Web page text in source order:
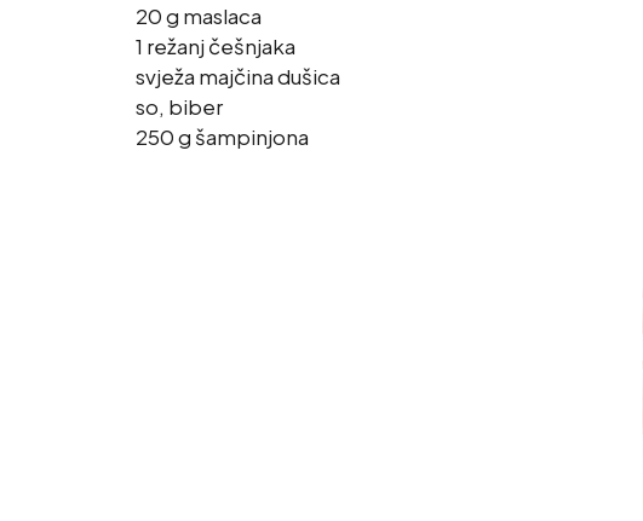
20 g maslaca
1 režanj češnjaka
svježa majčina dušica
so, biber
250 g šampinjona